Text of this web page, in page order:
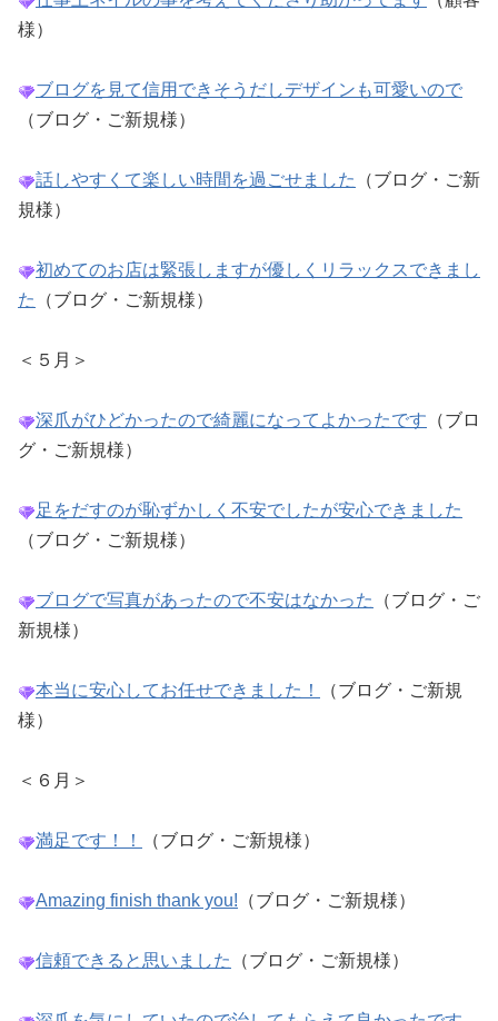
様）
ブログを見て信用できそうだしデザインも可愛いので
（ブログ・ご新規様）
話しやすくて楽しい時間を過ごせました
（ブログ・ご新
規様）
初めてのお店は緊張しますが優しくリラックスできまし
た
（ブログ・ご新規様）
＜５月＞
深爪がひどかったので綺麗になってよかったです （ブロ
グ・ご新規様）
足をだすのが恥ずかしく不安でしたが安心できました
（ブログ・ご新規様）
ブログで写真があったので不安はなかった
（ブログ・ご
新規様）
本当に安心してお任せできました！
（ブログ・ご新規
様）
＜６月＞
満足です！！ （ブログ・ご新規様）
Amazing finish thank you! （ブログ・ご新規様）
信頼できると思いました （ブログ・ご新規様）